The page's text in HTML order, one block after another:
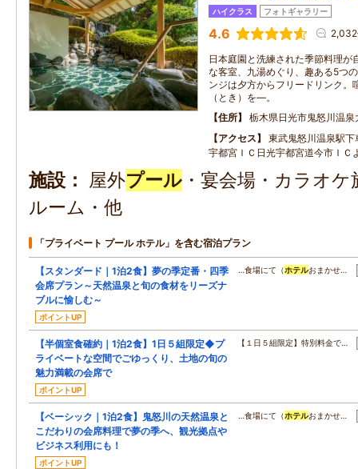
ハイクラス フォトギャラリー
4.6
日本庭園と洗練された季節料理が
な客室、九湯めぐり、趣ある5つ
ンジは夕方からフリードリンク。
（とき）を―。
住所
栃木県日光市鬼怒川温泉
アクセス
東武鬼怒川温泉駅
宇都宮ＩＣ日光宇都宮道今市ＩＣ
施設 屋外プール ・宴会場・カラオ
ルーム・他
「プライベート プール ホテル」を含む宿泊プラン
【スタンダード｜1泊2食】夢の季定番・四季
会席プラン～天然温泉と旬の食材をリーズナ
ブルに愉しむ～
ポイントUP
…食場にて（ホテルおまかせ…
【半個室食確約｜1泊2食】1日５組限定◆プ
ライベートな空間でごゆっくり、土地の旬の
魅力満載の会席で
ポイントUP
【１日５組限定】特別料金で…
【ベーシック｜1泊2食】鬼怒川の天然温泉と
こだわりの会席料理で夢の季へ、観光拠点や
ビジネス利用にも！
ポイントUP
…食場にて（ホテルおまかせ…